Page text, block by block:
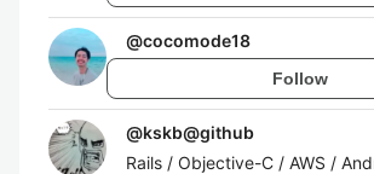
@cocomode18
Follow
@kskb@github
Rails / Objective-C / AWS /